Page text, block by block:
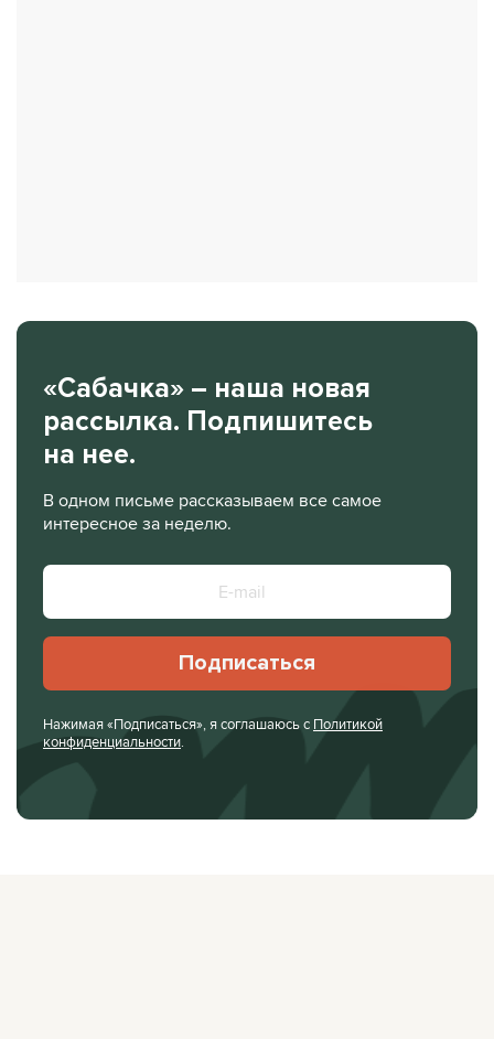
«Сабачка» – наша новая
рассылка. Подпишитесь
на нее.
В одном письме рассказываем все самое
интересное за неделю.
Подписаться
Нажимая «Подписаться», я соглашаюсь с Политикой
конфиденциальности.